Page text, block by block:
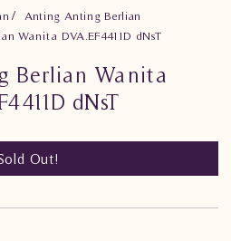
Anting Anting Berlian
Wanita DVA.EF4411D dNsT
Berlian Wanita
dNsT
Out!